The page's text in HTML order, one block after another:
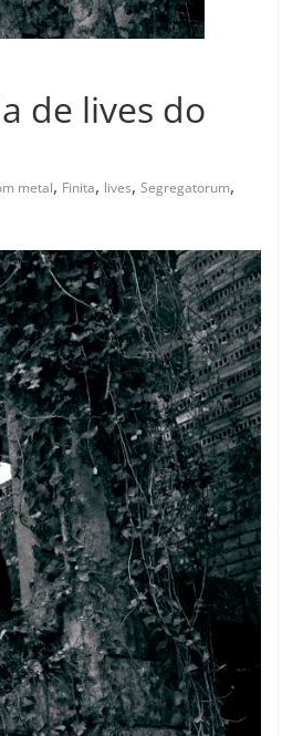
de lives do
metal, Finita, lives, Segregatorum,